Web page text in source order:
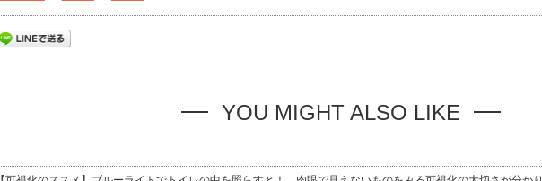
YOU MIGHT ALSO LIKE